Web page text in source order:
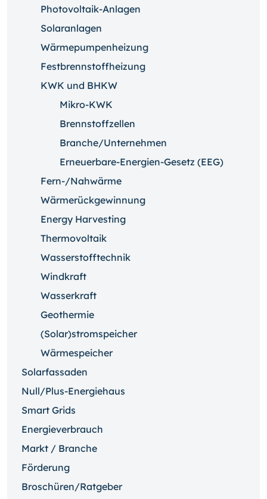
Photovoltaik-Anlagen
Solaranlagen
Wärmepumpenheizung
Festbrennstoffheizung
KWK und BHKW
Mikro-KWK
Brennstoffzellen
Branche/Unternehmen
Erneuerbare-Energien-Gesetz (EEG)
Fern-/Nahwärme
Wärmerückgewinnung
Energy Harvesting
Thermovoltaik
Wasserstofftechnik
Windkraft
Wasserkraft
Geothermie
(Solar)stromspeicher
Wärmespeicher
Solarfassaden
Null/Plus-Energiehaus
Smart Grids
Energieverbrauch
Markt / Branche
Förderung
Broschüren/Ratgeber